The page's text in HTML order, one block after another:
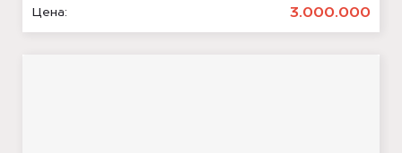
Цена: 3.000.000